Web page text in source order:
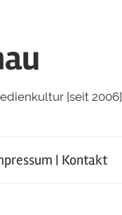
[seit 2006]
| Kontakt